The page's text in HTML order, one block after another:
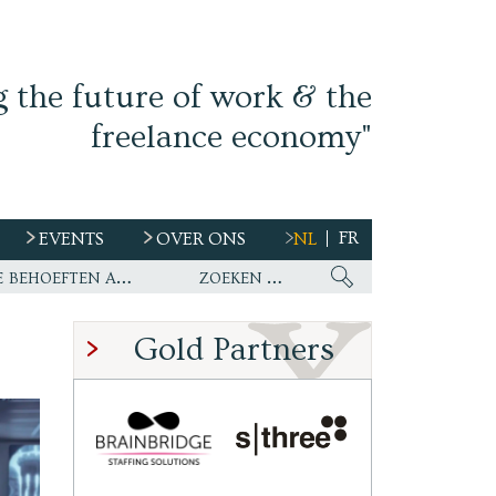
the future of work & the
freelance economy"
EVENTS OVER ONS NL FR
Ework nu wereldwijde partner van WirelessCar’s talentstrategie en toekomstige behoeften aan personeel
Gold Partners